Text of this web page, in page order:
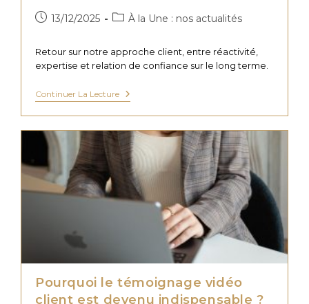
Publication
13/12/2025
PostÀ la Une : nos actualités
Retour sur notre approche client, entre réactivité,
expertise et relation de confiance sur le long terme.
Continuer La LectureRelation
Client
Inoven
:
Réactivité,
Expertise
Et
Collaboration
Durable
Pourquoi le témoignage vidéo
client est devenu indispensable ?